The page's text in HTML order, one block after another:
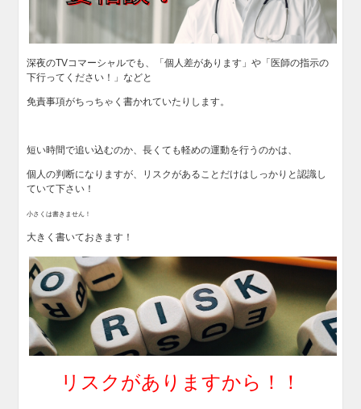
深夜のTVコマーシャルでも、「個人差があります」や「医師の指示の
下行ってください！」などと
免責事項がちっちゃく書かれていたりします。
短い時間で追い込むのか、長くても軽めの運動を行うのかは、
個人の判断になりますが、リスクがあることだけはしっかりと認識し
ていて下さい！
小さくは書きません！
大きく書いておきます！
リスクがありますから！！